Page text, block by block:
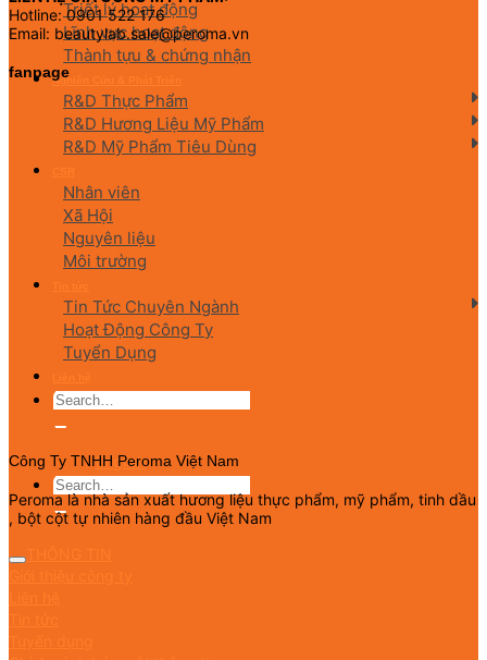
Triết lý hoạt động
Lĩnh vực hoạt động
Thành tựu & chứng nhận
Nghiên Cứu & Phát Triển
R&D Thực Phẩm
R&D Hương Liệu Mỹ Phẩm
R&D Mỹ Phẩm Tiêu Dùng
Nhân viên
Xã Hội
Nguyên liệu
Môi trường
Tin Tức Chuyên Ngành
Hoạt Động Công Ty
Tuyển Dụng
English
Hotline: 0901 522 176
Email: beautylab.sale@peroma.vn
fanpage
Công Ty TNHH Peroma Việt Nam
Peroma là nhà sản xuất hương liệu thực phẩm, mỹ phẩm, tinh dầu
, bột cột tự nhiên hàng đầu Việt Nam